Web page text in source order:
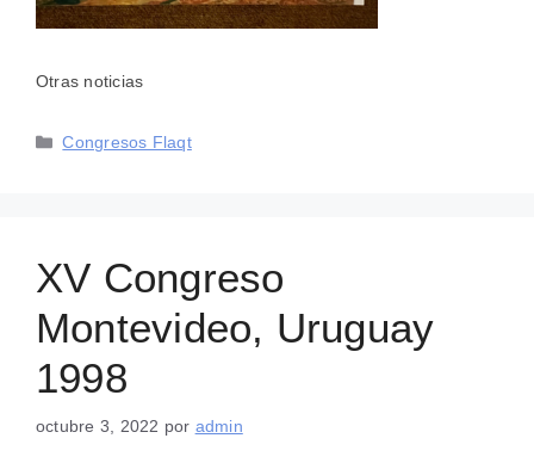
Otras noticias
Categorías
Congresos Flaqt
XV Congreso
Montevideo, Uruguay
1998
octubre 3, 2022 por admin